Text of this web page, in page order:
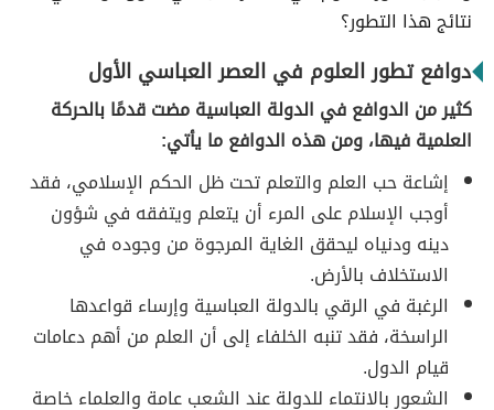
نتائج هذا التطور؟
دوافع تطور العلوم في العصر العباسي الأول
كثير من الدوافع في الدولة العباسية مضت قدمًا بالحركة
العلمية فيها، ومن هذه الدوافع ما يأتي:
إشاعة حب العلم والتعلم تحت ظل الحكم الإسلامي، فقد
أوجب الإسلام على المرء أن يتعلم ويتفقه في شؤون
دينه ودنياه ليحقق الغاية المرجوة من وجوده في
الاستخلاف بالأرض.
الرغبة في الرقي بالدولة العباسية وإرساء قواعدها
الراسخة، فقد تنبه الخلفاء إلى أن العلم من أهم دعامات
قيام الدول.
الشعور بالانتماء للدولة عند الشعب عامة والعلماء خاصة